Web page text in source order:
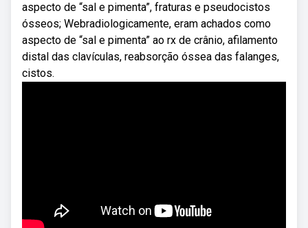
aspecto de “sal e pimenta”, fraturas e pseudocistos
ósseos; Webradiologicamente, eram achados como
aspecto de “sal e pimenta” ao rx de crânio, afilamento
distal das clavículas, reabsorção óssea das falanges,
cistos.